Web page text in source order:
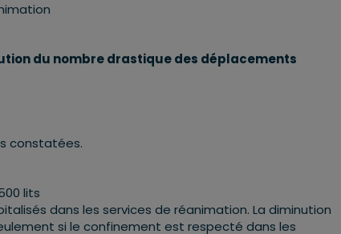
du nombre drastique des déplacements
constatées.
lits
dans les services de réanimation. La diminution
si le confinement est respecté dans les